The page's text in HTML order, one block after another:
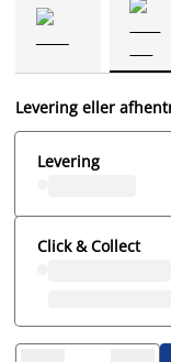
Levering eller
Levering
Click & Collect